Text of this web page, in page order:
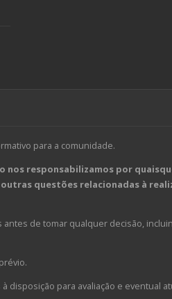
para a comunidade.
nos responsabilizamos por
questões relacionadas à
de tomar qualquer decisão,
disposição para avaliação e eventual